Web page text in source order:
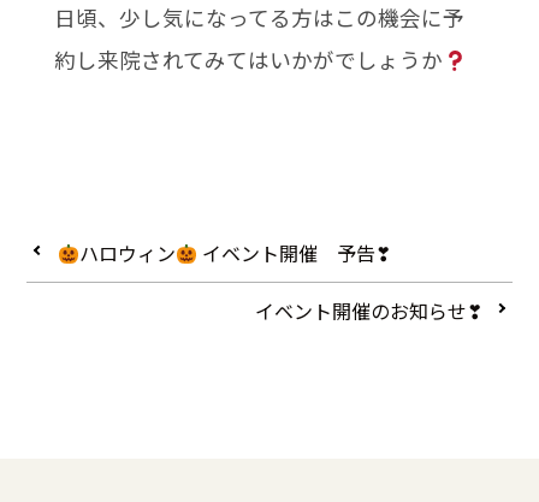
日頃、少し気になってる方はこの機会に予
約し来院されてみてはいかがでしょうか
ハロウィン
イベント開催 予告❣
イベント開催のお知らせ❣